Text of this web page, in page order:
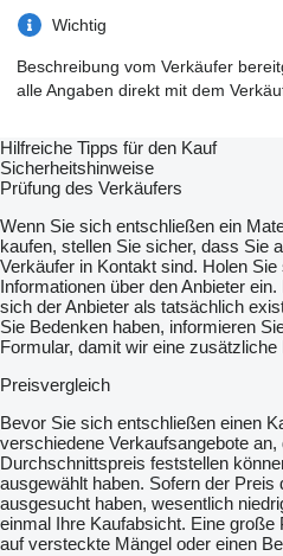
Wichtig
Beschreibung vom Verkäufer
alle Angaben direkt mit dem
Hilfreiche Tipps für den Kauf
Sicherheitshinweise
Prüfung des Verkäufers
Wenn Sie sich entschließen ein
kaufen, stellen Sie sicher, dass Sie
Verkäufer in Kontakt sind. Holen
Informationen über den Anbieter
sich der Anbieter als tatsächlich
Sie Bedenken haben, informieren
Formular, damit wir eine zusätzliche
Preisvergleich
Bevor Sie sich entschließen einen
verschiedene Verkaufsangebote
Durchschnittspreis feststellen
ausgewählt haben. Sofern der
ausgesucht haben, wesentlich
einmal Ihre Kaufabsicht. Eine
auf versteckte Mängel oder einen